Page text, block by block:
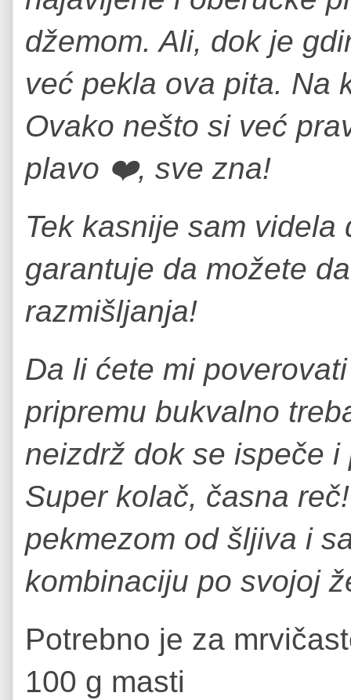
džemom. Ali, dok je
već pekla ova pita. Na
Ovako nešto si već
plavo ❤️, sve zna!
Tek kasnije sam
garantuje da možete
razmišljanja!
Da li ćete mi
pripremu bukvalno
neizdrž dok se ispeče
Super kolač, časna
pekmezom od šljiva i
kombinaciju po svojoj
Potrebno je za
100 g masti